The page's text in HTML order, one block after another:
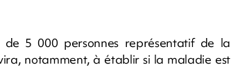
5 000 personnes représentatif de la
notamment, à établir si la maladie est